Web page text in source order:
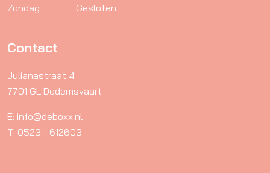
Zondag
Gesloten
Contact
Julianastraat 4
7701 GL Dedemsvaart
E: info@deboxx.nl
T: 0523 - 612603